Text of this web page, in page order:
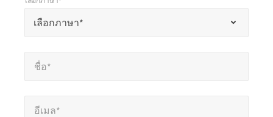
แสดง
ถึงเลือกภาษา*
ชื่อ*
อีเมล*